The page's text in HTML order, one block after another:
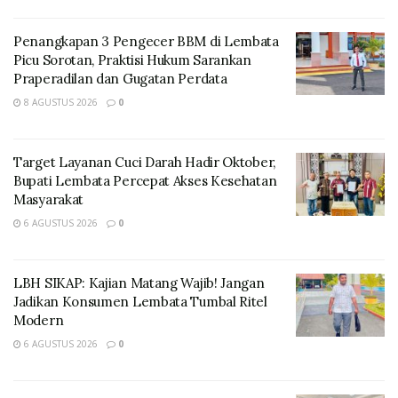
Penangkapan 3 Pengecer BBM di Lembata
Picu Sorotan, Praktisi Hukum Sarankan
Praperadilan dan Gugatan Perdata
8 AGUSTUS 2026 0
Target Layanan Cuci Darah Hadir Oktober,
Bupati Lembata Percepat Akses Kesehatan
Masyarakat
6 AGUSTUS 2026 0
LBH SIKAP: Kajian Matang Wajib! Jangan
Jadikan Konsumen Lembata Tumbal Ritel
Modern
6 AGUSTUS 2026 0